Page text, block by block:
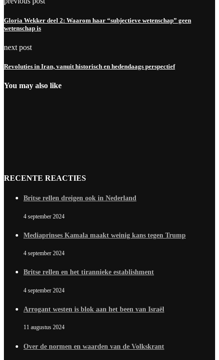
Gloria Wekker deel 2: Waarom haar “subjectieve wetenschap” geen
wetenschap is
next post
Revoluties in Iran, vanuit historisch en hedendaags perspectief
You may also like
RECENTE REACTIES
Britse rellen dreigen ook in Nederland
4 september 2024
Mediaprinses Kamala maakt weinig kans tegen Trump
4 september 2024
Britse rellen en het tirannieke establishment
4 september 2024
Arrogant westen is blok aan het been van Israël
11 augustus 2024
Over de normen en waarden van de Volkskrant